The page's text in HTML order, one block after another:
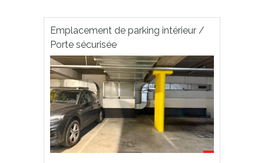
Emplacement de parking intérieur /
Porte sécurisée